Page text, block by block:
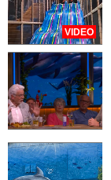
VIDEO